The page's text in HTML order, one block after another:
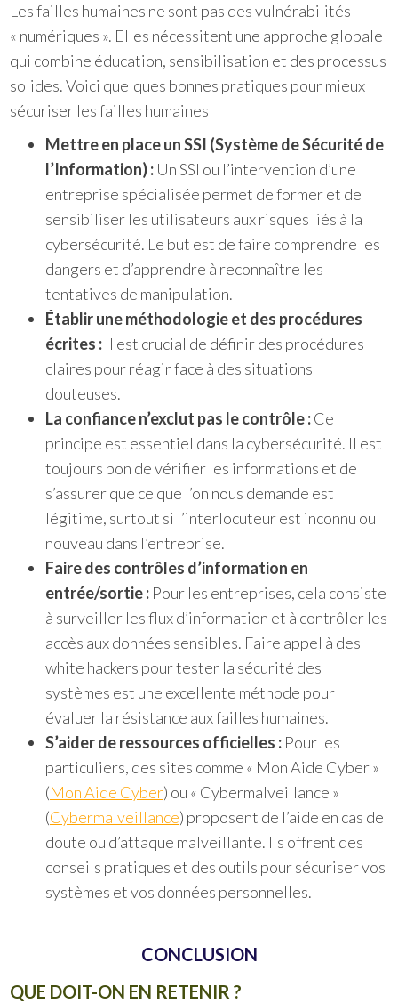
Les failles humaines ne sont pas des vulnérabilités
« numériques ». Elles nécessitent une approche globale
qui combine éducation, sensibilisation et des processus
solides. Voici quelques bonnes pratiques pour mieux
sécuriser les failles humaines
Mettre en place un SSI (Système de Sécurité de
l’Information) : Un SSI ou l’intervention d’une
entreprise spécialisée permet de former et de
sensibiliser les utilisateurs aux risques liés à la
cybersécurité. Le but est de faire comprendre les
dangers et d’apprendre à reconnaître les
tentatives de manipulation.
Établir une méthodologie et des procédures
écrites : Il est crucial de définir des procédures
claires pour réagir face à des situations
douteuses.
La confiance n’exclut pas le contrôle :Ce
principe est essentiel dans la cybersécurité. Il est
toujours bon de vérifier les informations et de
s’assurer que ce que l’on nous demande est
légitime, surtout si l’interlocuteur est inconnu ou
nouveau dans l’entreprise.
Faire des contrôles d’information en
entrée/sortie : Pour les entreprises, cela consiste
à surveiller les flux d’information et à contrôler les
accès aux données sensibles. Faire appel à des
white hackers pour tester la sécurité des
systèmes est une excellente méthode pour
évaluer la résistance aux failles humaines.
S’aider de ressources officielles : Pour les
particuliers, des sites comme « Mon Aide Cyber »
(Mon Aide Cyber) ou « Cybermalveillance »
(Cybermalveillance) proposent de l’aide en cas de
doute ou d’attaque malveillante. Ils offrent des
conseils pratiques et des outils pour sécuriser vos
systèmes et vos données personnelles.
CONCLUSION
QUE DOIT-ON EN RETENIR ?